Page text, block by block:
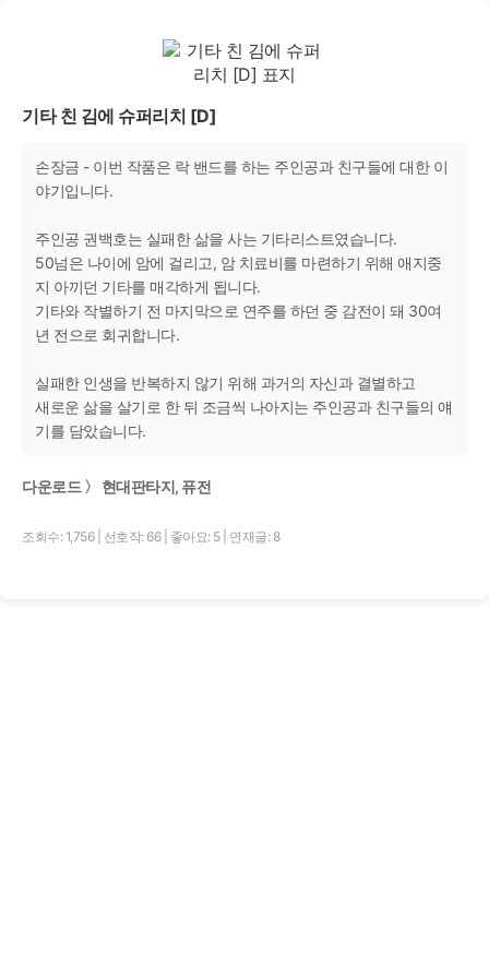
기타 친 김에 슈퍼리치 [D]
손장금 - 이번 작품은 락 밴드를 하는 주인공과 친구들에 대한 이
야기입니다.
주인공 권백호는 실패한 삶을 사는 기타리스트였습니다.
50넘은 나이에 암에 걸리고, 암 치료비를 마련하기 위해 애지중
지 아끼던 기타를 매각하게 됩니다.
기타와 작별하기 전 마지막으로 연주를 하던 중 감전이 돼 30여
년 전으로 회귀합니다.
실패한 인생을 반복하지 않기 위해 과거의 자신과 결별하고
새로운 삶을 살기로 한 뒤 조금씩 나아지는 주인공과 친구들의 얘
기를 담았습니다.
다운로드 〉 현대판타지, 퓨전
조회수: 1,756 선호작: 66 좋아요: 5 연재글: 8